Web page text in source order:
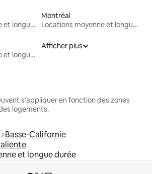
Locations moyenne et longue durée
Montréal
Locations moyenne et longue durée
Locations moyenne et longue durée
Afficher plus
s'appliquer en fonction des zones
logements.
Basse-Californie
et longue durée